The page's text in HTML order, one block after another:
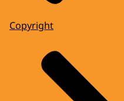
Copyright